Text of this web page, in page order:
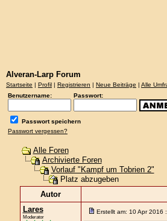
Alveran-Larp Forum
Startseite | Profil | Registrieren | Neue Beiträge | Alle
Benutzername:
Passwort:
Passwort speichern
Passwort vergessen?
Alle Foren
Archivierte Foren
Vorlauf "Kampf um Tobrien 2"
Platz abzugeben
Autor
Lares
Moderator
Erstellt am: 10 Apr 2016